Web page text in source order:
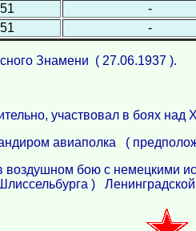
-
-
Знамени ( 27.06.1937 ).
участвовал в боях над
авиаполка (
бою с немецкими
) Ленинградской